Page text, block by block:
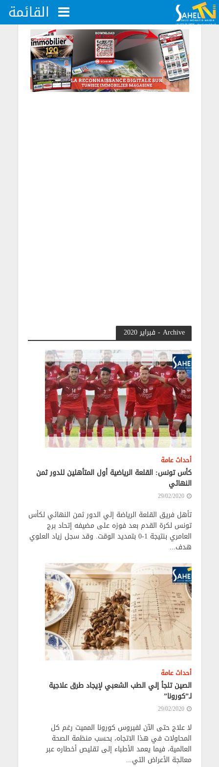
القائمة
Archive - فبراير 2020
أحداث عامة
كأس تونس: القلعة الرياضية أول المتأهلين للدور ثمن
النهائي
29/02/2020
تأهل فريق القلعة الرياضة إلي الدور ثمن النهائي لكأس
تونس لكرة القدم بعد فوزه على مضيفه إتحاد برج
العامري بنتيجة 1-0 بتمديد الوقت. وقد سجل زياد العلوي
هدف...
أحداث عامة
الصين تلجأ إلي الطب الشعبي لإيجاد طرق علاجية
لـ”كورونا”
29/02/2020
لا علاج حتى الآن لفيروس كورونا المميت رغم كل
المحاولات في هذا الاتجاه، بحسب منظمة الصحة
العالمية، فيما يعمد الأطباء إلى تقليص أخطاره عبر
معالجة الأعراض التي...